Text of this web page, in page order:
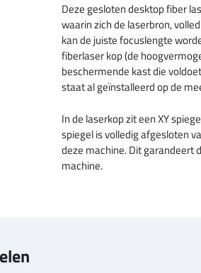
Deze gesloten desktop fiber
waarin zich de laserbron,
kan de juiste focuslengte
fiberlaser kop (de
beschermende kast die
staat al geïnstalleerd op de
In de laserkop zit een XY
spiegel is volledig afgesloten
deze machine. Dit garandeert
machine.